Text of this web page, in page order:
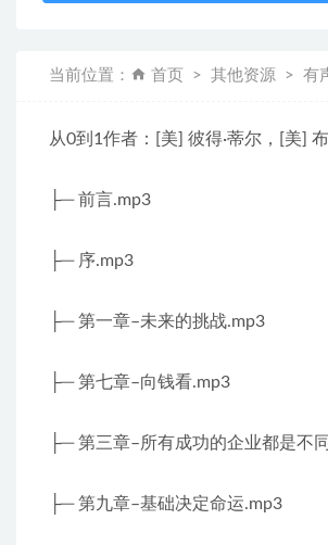
当前位置： 首页 其他资源 有
从0到1作者：[美] 彼得·蒂尔，[美]
├─ 前言.mp3
├─ 序.mp3
├─ 第一章–未来的挑战.mp3
├─ 第七章–向钱看.mp3
├─ 第三章–所有成功的企业都是不
├─ 第九章–基础决定命运.mp3